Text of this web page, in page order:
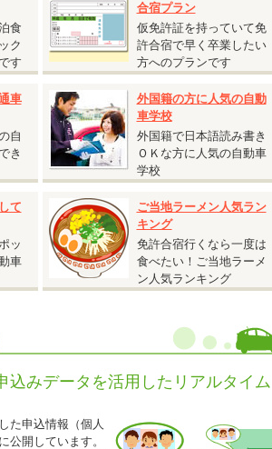
キャンペーン』
校日は 税込5,000円割引！
引あり】
は
最大税込10,000円割引！
校は
最大税込15,000円割引！
』
入校日
。
限定キャンペーン！』
食
ク
す
合宿プラン
仮免許証を持っていて免
許合宿で早く卒業したい
方へのプランです
車
自
き
外国籍の方に人気の自動
車学校
外国籍で日本語読み書き
ＯＫな方に人気の自動車
学校
て
ッ
車
ご当地ラーメン人気ラン
キング
免許合宿行くなら一度は
食べたい！ご当地ラーメ
ン人気ランキング
込みデータを活用したリアルタイム
た申込情報（個人
公開しています。